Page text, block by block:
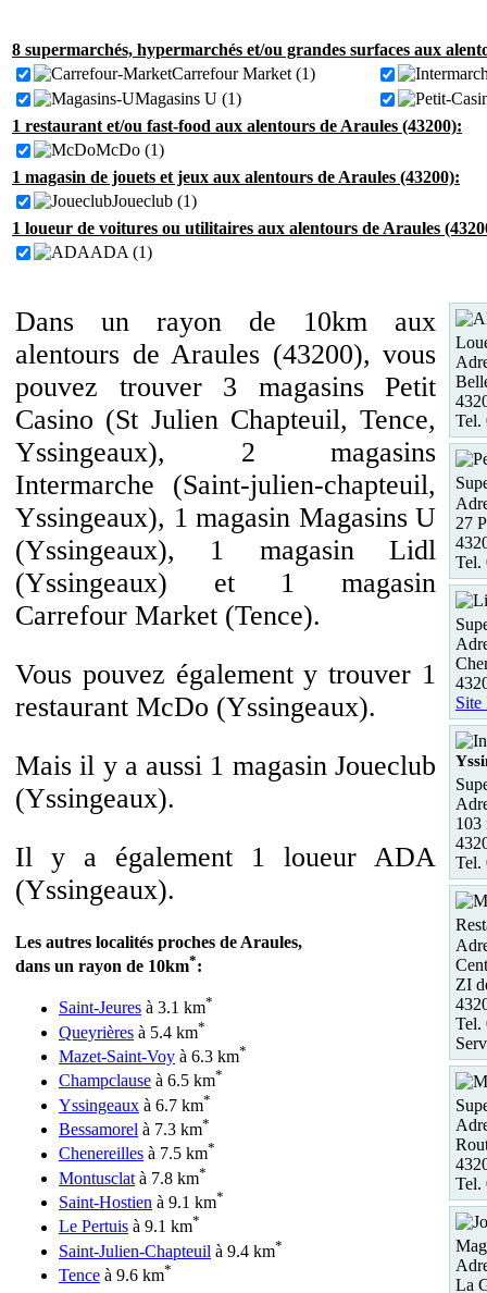
8 supermarchés, hypermarchés et/ou grandes surfaces aux
Carrefour Market (1)
Magasins U (1)
1 restaurant et/ou fast-food aux alentours de Araules (43200):
McDo (1)
1 magasin de jouets et jeux aux alentours de Araules (43200):
Joueclub (1)
1 loueur de voitures ou utilitaires aux alentours de Araules
ADA (1)
Dans un rayon de 10km aux
alentours de Araules (43200), vous
pouvez trouver 3 magasins Petit
Casino (St Julien Chapteuil, Tence,
Yssingeaux), 2 magasins
Intermarche (Saint-julien-chapteuil,
Yssingeaux), 1 magasin Magasins U
(Yssingeaux), 1 magasin Lidl
(Yssingeaux) et 1 magasin
Carrefour Market (Tence).
Vous pouvez également y trouver 1
restaurant McDo (Yssingeaux).
Mais il y a aussi 1 magasin Joueclub
(Yssingeaux).
Il y a également 1 loueur ADA
(Yssingeaux).
Les autres localités proches de Araules,
dans un rayon de 10km*:
Saint-Jeures à 3.1 km*
Queyrières à 5.4 km*
Mazet-Saint-Voy à 6.3 km*
Champclause à 6.5 km*
Yssingeaux à 6.7 km*
Bessamorel à 7.3 km*
Chenereilles à 7.5 km*
Montusclat à 7.8 km*
Saint-Hostien à 9.1 km*
Le Pertuis à 9.1 km*
Saint-Julien-Chapteuil à 9.4 km*
Tence à 9.6 km*
Tel.
27
Tel.
Site
103
Tel.
ZI
Tel.
Tel.
La